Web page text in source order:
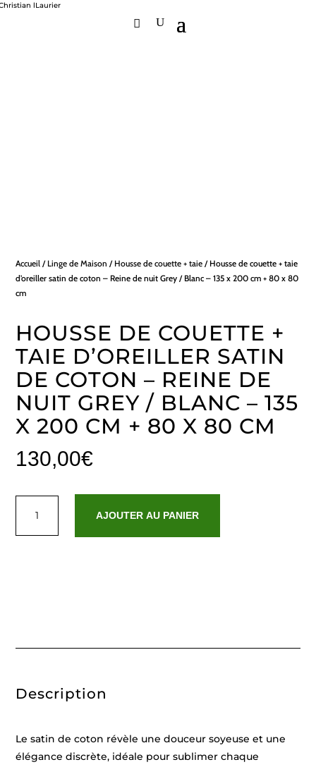
Accueil / Linge de Maison / Housse de couette + taie / Housse de couette + taie
d’oreiller satin de coton – Reine de nuit Grey / Blanc – 135 x 200 cm + 80 x 80
cm
HOUSSE DE COUETTE +
TAIE D’OREILLER SATIN
DE COTON – REINE DE
NUIT GREY / BLANC – 135
X 200 CM + 80 X 80 CM
130,00€
Housse
nuit
-
135
+
80
AJOUTER AU PANIER
Description
Le satin de coton révèle une douceur soyeuse et une
élégance discrète, idéale pour sublimer chaque